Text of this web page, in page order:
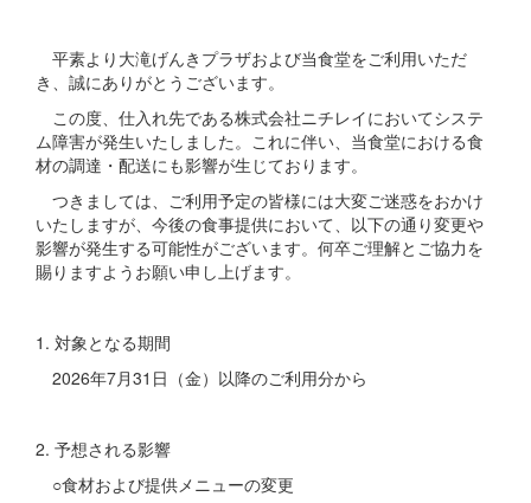
平素より大滝げんきプラザおよび当食堂をご利用いただ
き、誠にありがとうございます。
この度、仕入れ先である株式会社ニチレイにおいてシステ
ム障害が発生いたしました。これに伴い、当食堂における食
材の調達・配送にも影響が生じております。
つきましては、ご利用予定の皆様には大変ご迷惑をおかけ
いたしますが、今後の食事提供において、以下の通り変更や
影響が発生する可能性がございます。何卒ご理解とご協力を
賜りますようお願い申し上げます。
1. 対象となる期間
2026年7月31日（金）以降のご利用分から
2. 予想される影響
○食材および提供メニューの変更